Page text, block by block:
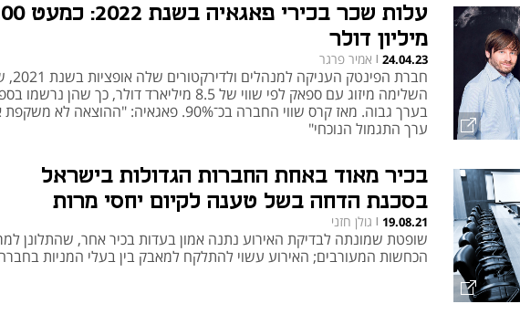
עלות שכר בכירי פאגאיה
מיליון דולר
24.04.23
| אמיר פרגר
חברת הפינטק
השלימה מיזוג עם ספאק לפי שווי של 8.5 מיליארד דולר, כך שהן
בערך גבוה. מאז קרס שווי החברה בכ־90%. פאגאיה: "ההוצאה לא
ערך התגמול הנוכחי"
בכיר מאוד באחת החברות הגדולות בישראל
בסכנת הדחה בשל טענה לקיום יחסי מרות
19.08.21
| גולן חזני
שופטת שמונתה לבדיקת האירוע נתנה אמון בעדות בכיר אחר, שהתלונן
הכחשות המעורבים; האירוע עשוי להתלקח למאבק בין בעלי המניות